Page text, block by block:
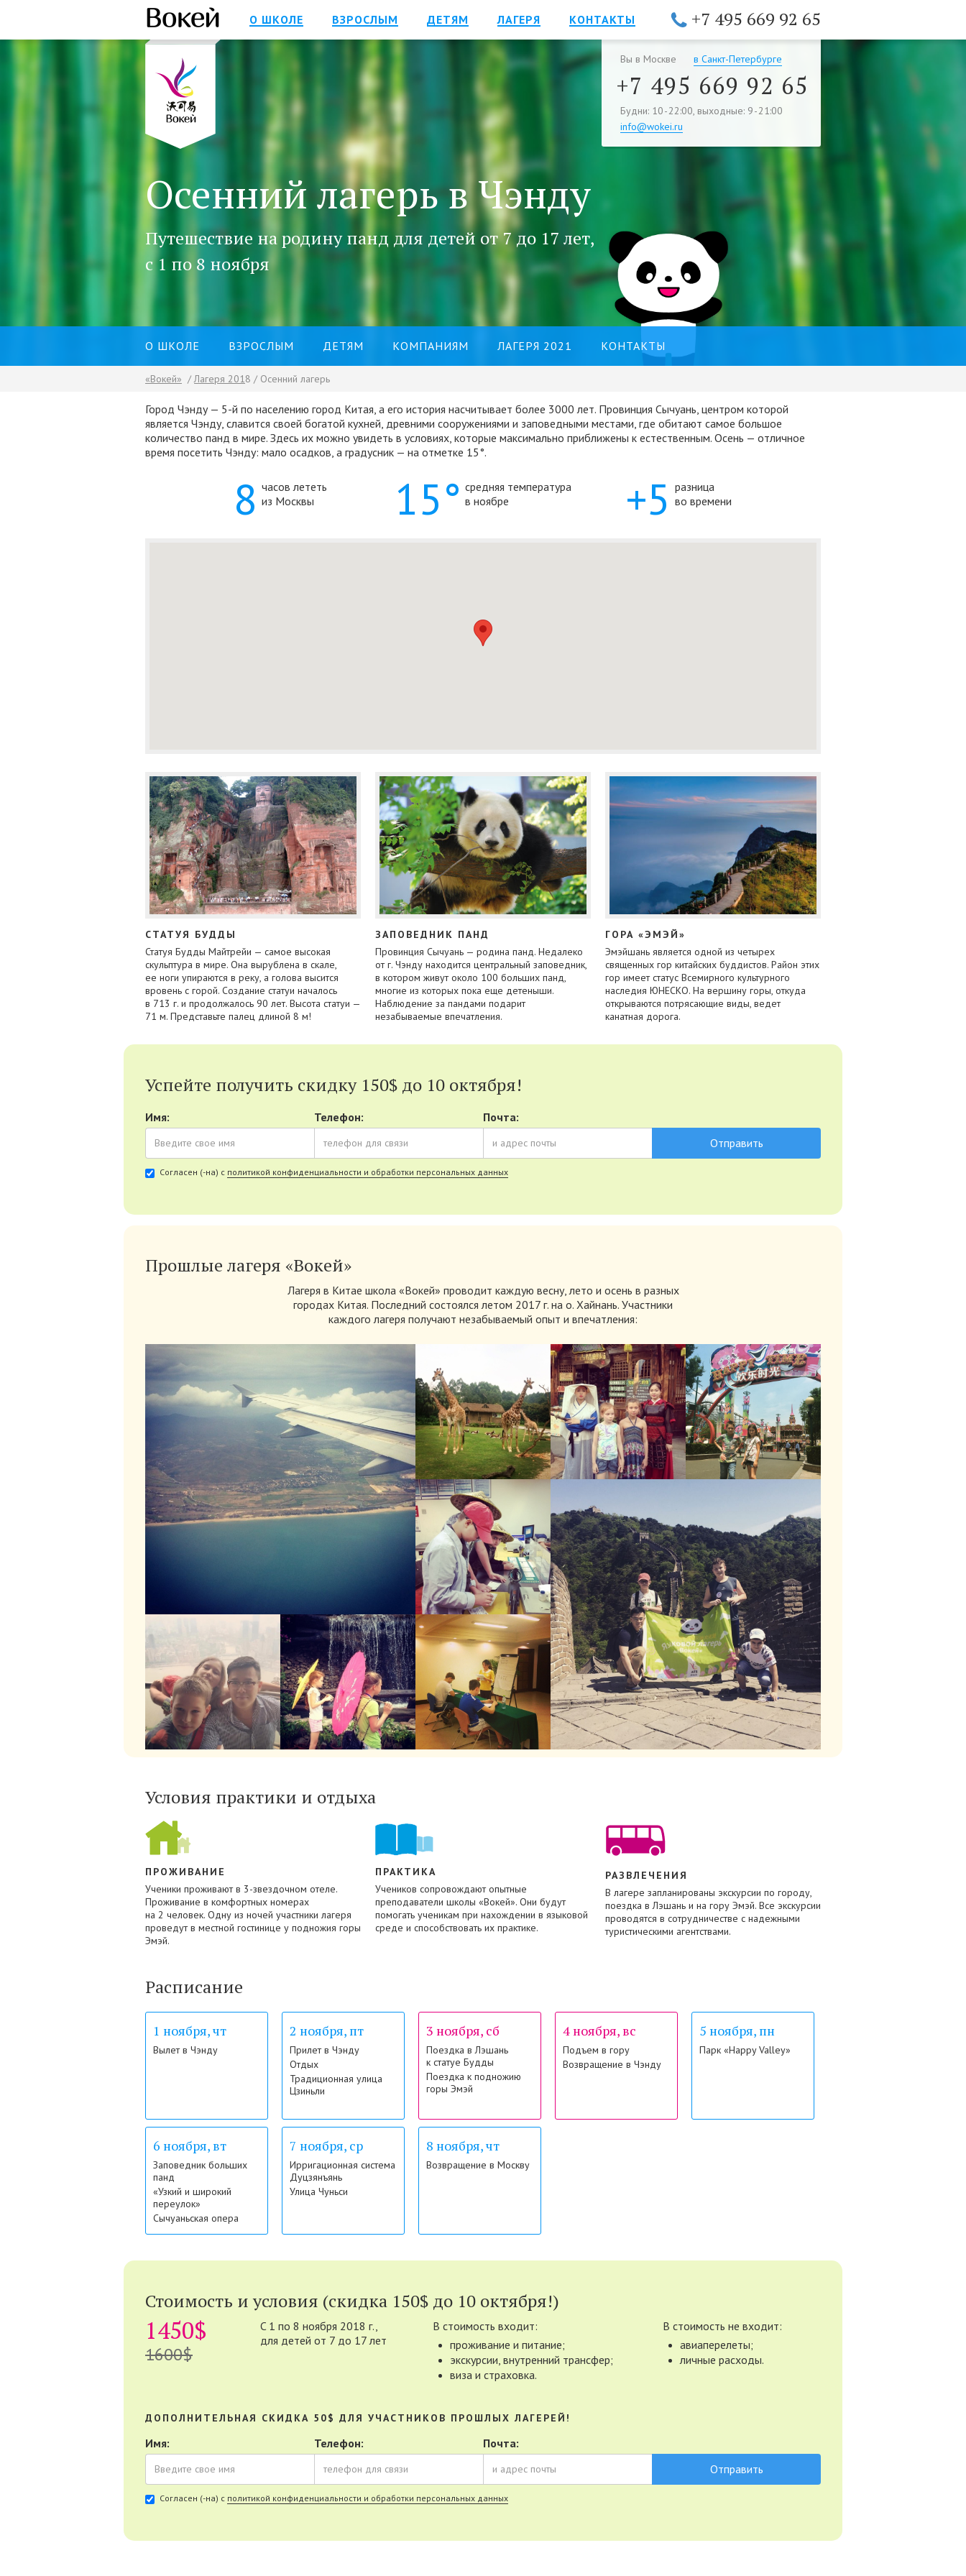
О ШКОЛЕ ВЗРОСЛЫМ ДЕТЯМ ЛАГЕРЯ КОНТАКТЫ +7 495 669 92 65
Вы в Москве в Санкт-Петербурге
+7 495 669 92 65
Будни: 10 - 22:00, выходные: 9 - 21:00
info@wokei.ru
Осенний лагерь в Чэнду
Путешествие на родину панд для детей от 7 до 17 лет,
с 1 по 8 ноября
О ШКОЛЕ ВЗРОСЛЫМ ДЕТЯМ КОМПАНИЯМ ЛАГЕРЯ 2021 КОНТАКТЫ
«Вокей» /Лагеря 2018 / Осенний лагерь
Город Чэнду — 5-й по населению город Китая, а его история насчитывает более 3000 лет. Провинция Сычуань, центром которой
является Чэнду, славится своей богатой кухней, древними сооружениями и заповедными местами, где обитают самое большое
количество панд в мире. Здесь их можно увидеть в условиях, которые максимально приближены к естественным. Осень — отличное
время посетить Чэнду: мало осадков, а градусник — на отметке 15°.
8 часов лететь
из Москвы
15° средняя температура
в ноябре
+5 разница
во времени
СТАТУЯ БУДДЫ
Статуя Будды Майтрейи — самое высокая
скульптура в мире. Она вырублена в скале,
ее ноги упираются в реку, а голова высится
вровень с горой. Создание статуи началось
в 713 г. и продолжалось 90 лет. Высота статуи —
71 м. Представьте палец длиной 8 м!
ЗАПОВЕДНИК ПАНД
Провинция Сычуань — родина панд. Недалеко
от г. Чэнду находится центральный заповедник,
в котором живут около 100 больших панд,
многие из которых пока еще детеныши.
Наблюдение за пандами подарит
незабываемые впечатления.
ГОРА «ЭМЭЙ»
Эмэйшань является одной из четырех
священных гор китайских буддистов. Район этих
гор имеет статус Всемирного культурного
наследия ЮНЕСКО. На вершину горы, откуда
открываются потрясающие виды, ведет
канатная дорога.
Успейте получить скидку 150$ до 10 октября!
Имя: Телефон: Почта:
Согласен (-на) с политикой конфиденциальности и обработки персональных данных
Прошлые лагеря «Вокей»
Лагеря в Китае школа «Вокей» проводит каждую весну, лето и осень в разных
городах Китая. Последний состоялся летом 2017 г. на о. Хайнань. Участники
каждого лагеря получают незабываемый опыт и впечатления:
Условия практики и отдыха
ПРОЖИВАНИЕ
Ученики проживают в 3-звездочном отеле.
Проживание в комфортных номерах
на 2 человек. Одну из ночей участники лагеря
проведут в местной гостинице у подножия горы
Эмэй.
ПРАКТИКА
Учеников сопровождают опытные
преподаватели школы «Вокей». Они будут
помогать ученикам при нахождении в языковой
среде и способствовать их практике.
РАЗВЛЕЧЕНИЯ
В лагере запланированы экскурсии по городу,
поездка в Лэшань и на гору Эмэй. Все экскурсии
проводятся в сотрудничестве с надежными
туристическими агентствами.
Расписание
1 ноября, чт
Вылет в Чэнду
2 ноября, пт
Прилет в Чэнду
Отдых
Традиционная улица
Цзиньли
3 ноября, сб
Поездка в Лэшань
к статуе Будды
Поездка к подножию
горы Эмэй
4 ноября, вс
Подъем в гору
Возвращение в Чэнду
5 ноября, пн
Парк «Happy Valley»
6 ноября, вт
Заповедник больших
панд
«Узкий и широкий
переулок»
Сычуаньская опера
7 ноября, ср
Ирригационная система
Дуцзянъянь
Улица Чуньси
8 ноября, чт
Возвращение в Москву
Стоимость и условия (скидка 150$ до 10 октября!)
1450$
1600$
C 1 по 8 ноября 2018 г.,
для детей от 7 до 17 лет
В стоимость входит:
проживание и питание;
экскурсии, внутренний трансфер;
виза и страховка.
В стоимость не входит:
авиаперелеты;
личные расходы.
ДОПОЛНИТЕЛЬНАЯ СКИДКА 50$ ДЛЯ УЧАСТНИКОВ ПРОШЛЫХ ЛАГЕРЕЙ!
Имя: Телефон: Почта:
Согласен (-на) с политикой конфиденциальности и обработки персональных данных